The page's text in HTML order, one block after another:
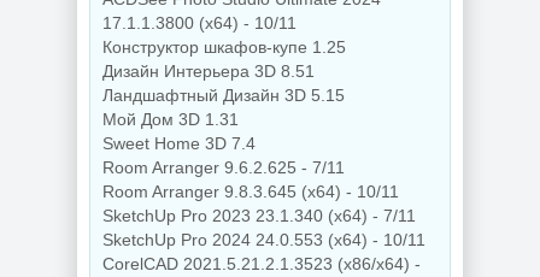
17.1.1.3800 (x64) - 10/11
Конструктор шкафов-купе 1.25
Дизайн Интерьера 3D 8.51
Ландшафтный Дизайн 3D 5.15
Мой Дом 3D 1.31
Sweet Home 3D 7.4
Room Arranger 9.6.2.625 - 7/11
Room Arranger 9.8.3.645 (x64) - 10/11
SketchUp Pro 2023 23.1.340 (x64) - 7/11
SketchUp Pro 2024 24.0.553 (x64) - 10/11
CorelCAD 2021.5.21.2.1.3523 (x86/x64) -